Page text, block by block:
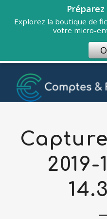
2019-
Préparez
Explorez la boutique de
votre micro-